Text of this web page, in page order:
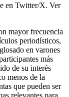
en Twitter/X. Ver
mayor frecuencia
periodísticos,
en varones
más
de su interés
menos de la
que pueden ser
relevantes para